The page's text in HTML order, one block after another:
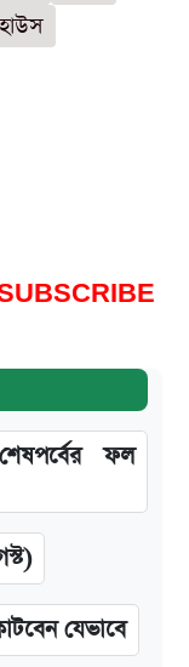
শেষপর্বের ফল
যেভাবে